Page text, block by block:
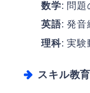
数学: 問題
英語: 発音
理科: 実験
スキル教育